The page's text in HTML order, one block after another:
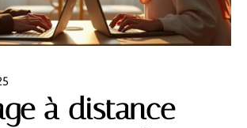
à distance